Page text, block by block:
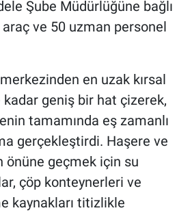
Şube Müdürlüğüne bağlı
araç ve 50 uzman personel
en uzak kırsal
geniş bir hat çizerek,
tamamında eş zamanlı
gerçekleştirdi. Haşere ve
önüne geçmek için su
çöp konteynerleri ve
kaynakları titizlikle